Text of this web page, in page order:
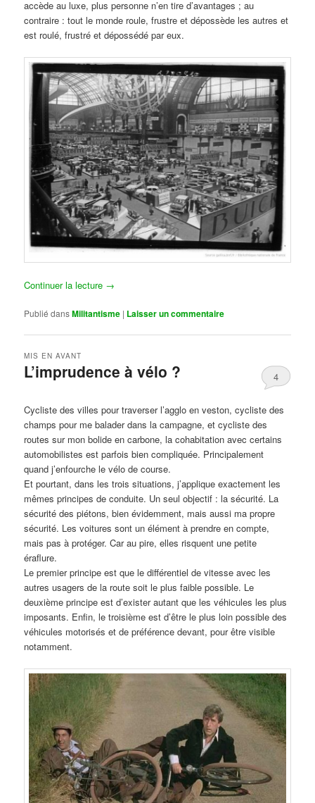
accède au luxe, plus personne n’en tire d’avantages ; au
contraire : tout le monde roule, frustre et dépossède les autres et
est roulé, frustré et dépossédé par eux.
Continuer la lecture →
Publié dansMilitantisme | Laisser un commentaire
L’imprudence à vélo ?
MIS EN AVANT
4
Cycliste des villes pour traverser l’agglo en veston, cycliste des
champs pour me balader dans la campagne, et cycliste des
routes sur mon bolide en carbone, la cohabitation avec certains
automobilistes est parfois bien compliquée. Principalement
quand j’enfourche le vélo de course.
Et pourtant, dans les trois situations, j’applique exactement les
mêmes principes de conduite. Un seul objectif : la sécurité. La
sécurité des piétons, bien évidemment, mais aussi ma propre
sécurité. Les voitures sont un élément à prendre en compte,
mais pas à protéger. Car au pire, elles risquent une petite
éraflure.
Le premier principe est que le différentiel de vitesse avec les
autres usagers de la route soit le plus faible possible. Le
deuxième principe est d’exister autant que les véhicules les plus
imposants. Enfin, le troisième est d’être le plus loin possible des
véhicules motorisés et de préférence devant, pour être visible
notamment.